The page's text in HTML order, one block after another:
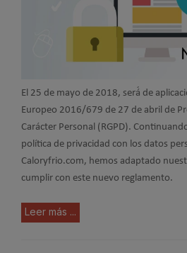
El 25 de mayo de 2018, será́ de
Europeo 2016/679 de 27 de abril de
Carácter Personal (RGPD).
política de privacidad con los datos
Caloryfrio.com, hemos adaptado
cumplir con este nuevo reglamento.
Leer más ...